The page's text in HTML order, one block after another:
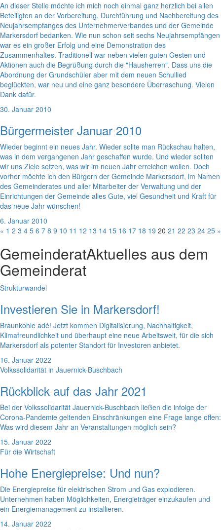
An dieser Stelle möchte ich mich noch einmal ganz herzlich bei allen
Beteiligten an der Vorbereitung, Durchführung und Nachbereitung des
Neujahrsempfanges des Unternehmerverbandes und der Gemeinde
Markersdorf bedanken. Wie nun schon seit sechs Neujahrsempfängen
war es ein großer Erfolg und eine Demonstration des
Zusammenhaltes. Traditionell war neben vielen guten Gesten und
Aktionen auch die Begrüßung durch die "Hausherren". Dass uns die
Abordnung der Grundschüler aber mit dem neuen Schullied
beglückten, war neu und eine ganz besondere Überraschung. Vielen
Dank dafür.
30. Januar 2010
Bürgermeister Januar 2010
Wieder beginnt ein neues Jahr. Wieder sollte man Rückschau halten,
was in dem vergangenen Jahr geschaffen wurde. Und wieder sollten
wir uns Ziele setzen, was wir im neuen Jahr erreichen wollen. Doch
vorher möchte ich den Bürgern der Gemeinde Markersdorf, im Namen
des Gemeinderates und aller Mitarbeiter der Verwaltung und der
Einrichtungen der Gemeinde alles Gute, viel Gesundheit und Kraft für
das neue Jahr wünschen!
6. Januar 2010
« 1 2 3 4 5 6 7 8 9 10 11 12 13 14 15 16 17 18 19 20 21 22 23 24 25 »
GemeinderatAktuelles aus dem
Gemeinderat
Strukturwandel
Investieren Sie in Markersdorf!
Braunkohle adé! Jetzt kommen Digitalisierung, Nachhaltigkeit,
Klimafreundlichkeit und überhaupt eine neue Arbeitswelt, für die sich
Markersdorf als potenter Standort für Investoren anbietet.
16. Januar 2022
Volkssolidarität in Jauernick-Buschbach
Rückblick auf das Jahr 2021
Bei der Volkssolidarität Jauernick-Buschbach ließen die infolge der
Corona-Pandemie geltenden Einschränkungen eine Frage lange offen:
Was wird diesem Jahr an Veranstaltungen möglich sein?
15. Januar 2022
Für die Wirtschaft
Hohe Energiepreise: Und nun?
Die Energiepreise für elektrischen Strom und Gas explodieren.
Unternehmen haben Möglichkeiten, Energieträger einzukaufen und
ein Energiemanagement zu installieren.
14. Januar 2022